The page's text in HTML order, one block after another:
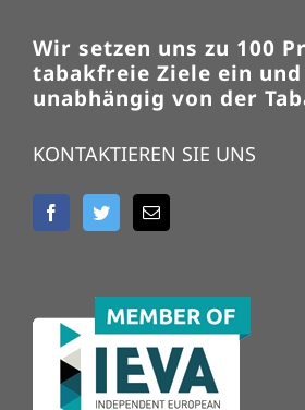
Wir setzen uns zu 100
tabakfreie Ziele ein
unabhängig von der
KONTAKTIEREN SIE UNS